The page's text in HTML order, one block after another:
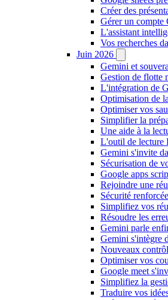
Créer des
Gérer un compte
L'assistant
Vos recherches
Juin 2026
Gemini et
Gestion de flotte
L'intégration de
Optimisation de
Optimiser vos
Simplifier la
Une aide à la
L'outil de lecture
Gemini s'invite
Sécurisation de
Google apps
Rejoindre une
Sécurité
Simplifiez vos
Résoudre les
Gemini parle
Gemini s'intègre
Nouveaux
Optimiser vos
Google meet
Simplifiez la
Traduire vos